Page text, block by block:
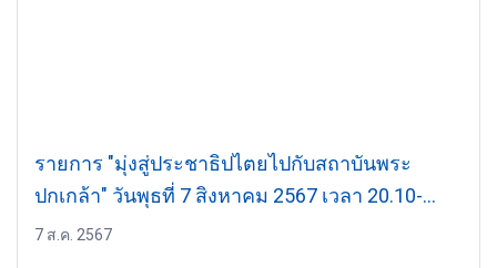
รายการ "มุ่งสู่ประชาธิปไตยไปกับสถาบันพระ
ปกเกล้า" วันพุธที่ 7 สิงหาคม 2567 เวลา 20.10-
21.00 น.
7 ส.ค. 2567